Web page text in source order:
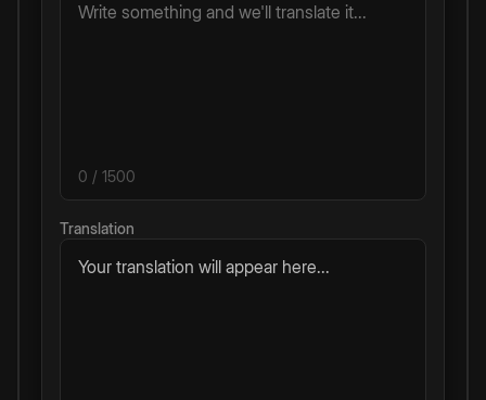
0 / 1500
Translation
Your translation will appear here...